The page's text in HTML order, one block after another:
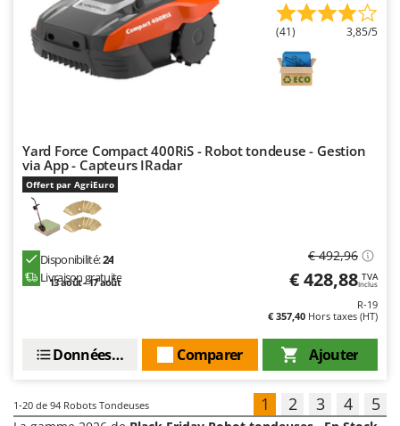
(41) 3,85/5
Yard Force Compact 400RiS - Robot tondeuse - Gestion
via App - Capteurs IRadar
Offert par AgriEuro
Disponibilité:24
Livraison gratuite
13 août - 17 août
€ 492,96
€ 428,88 TVA
Inclus
R-19
€ 357,40 Hors taxes (HT)
Ajouter
Comparer
Données techniques
1-20 de 94 Robots Tondeuses 1 2 3 4 5